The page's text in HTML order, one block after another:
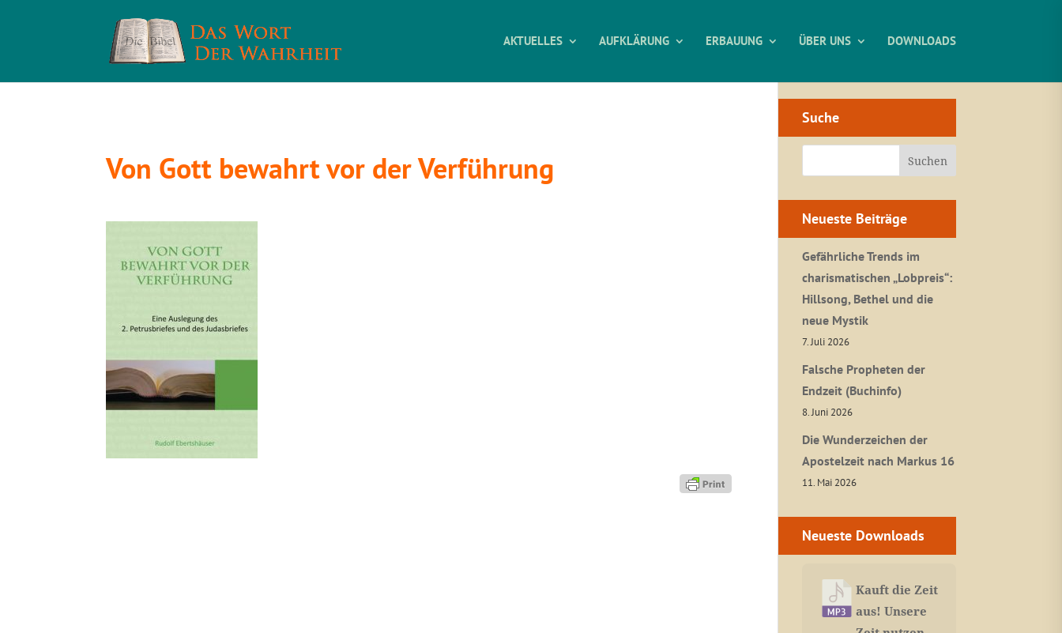
AKTUELLES AUFKLÄRUNG ERBAUUNG ÜBER UNS DOWNLOADS
Von Gott bewahrt vor der Verführung
Suche
Neueste Beiträge
Gefährliche Trends im
charismatischen „Lobpreis“:
Hillsong, Bethel und die
neue Mystik
7. Juli 2026
Falsche Propheten der
Endzeit (Buchinfo)
8. Juni 2026
Die Wunderzeichen der
Apostelzeit nach Markus 16
11. Mai 2026
Neueste Downloads
Kauft die Zeit
aus! Unsere